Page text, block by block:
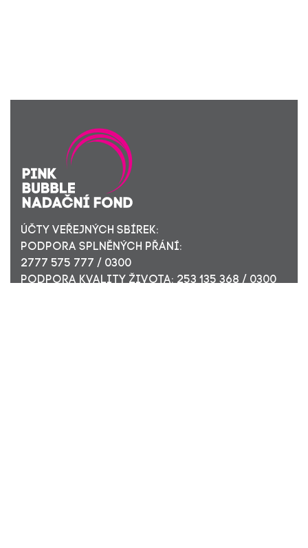
ÚČTY VEŘEJNÝCH SBÍREK:
PODPORA SPLNĚNÝCH PŘÁNÍ:
2777 575 777 / 0300
PODPORA KVALITY ŽIVOTA: 253 135 368 / 0300